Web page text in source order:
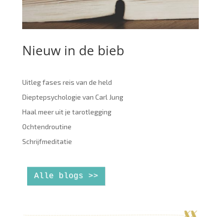
Nieuw in de bieb
Uitleg fases reis van de held
Dieptepsychologie van Carl Jung
Haal meer uit je tarotlegging
Ochtendroutine
Schrijfmeditatie
Alle blogs >>